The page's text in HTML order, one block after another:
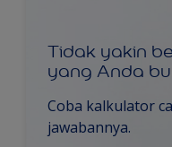
Tidak yakin
yang Anda
Coba kalkulator
jawabannya.